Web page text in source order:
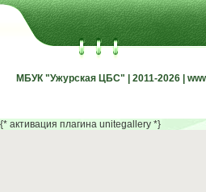
МБУК "Ужурская ЦБС" | 2011-2026 |
МБУК "Ужурская ЦБС" | 2011-2026 |
{* активация плагина unitegallery *}